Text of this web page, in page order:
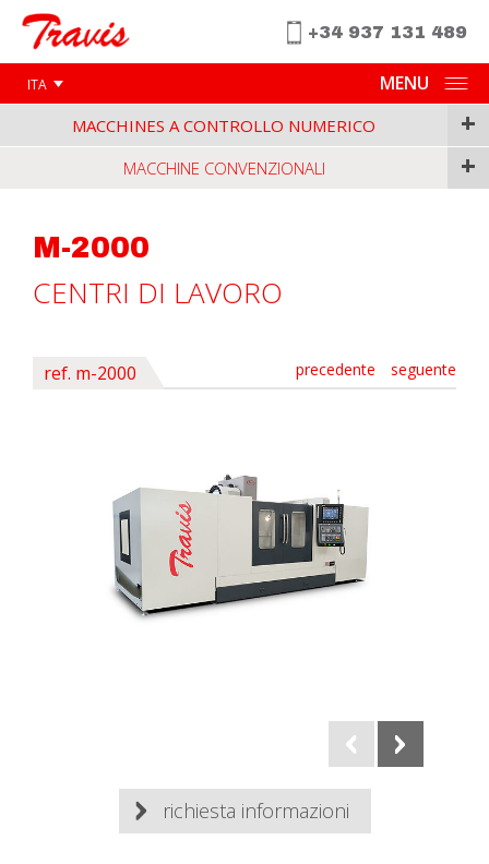
ITA
+34 937 131 489
MENU
MACCHINES A CONTROLLO NUMERICO +
MACCHINE CONVENZIONALI +
M-2000
CENTRI DI LAVORO
precedente seguente
ref. m-2000
richiesta informazioni